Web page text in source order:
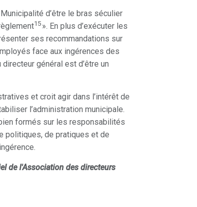
d’être le bras séculier
15 ». En plus d’exécuter les
ses recommandations sur
face aux ingérences des
directeur général est d’être un
et croit agir dans l’intérêt de
l’administration municipale.
formés sur les responsabilités
politiques, de pratiques et de
de l'Association des directeurs